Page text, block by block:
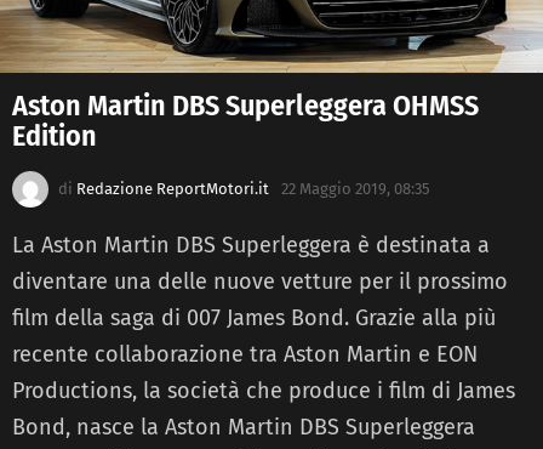
Aston Martin DBS Superleggera OHMSS
Edition
di Redazione ReportMotori.it 22 Maggio 2019, 08:35
La Aston Martin DBS Superleggera è destinata a
diventare una delle nuove vetture per il prossimo
film della saga di 007 James Bond. Grazie alla più
recente collaborazione tra Aston Martin e EON
Productions, la società che produce i film di James
Bond, nasce la Aston Martin DBS Superleggera